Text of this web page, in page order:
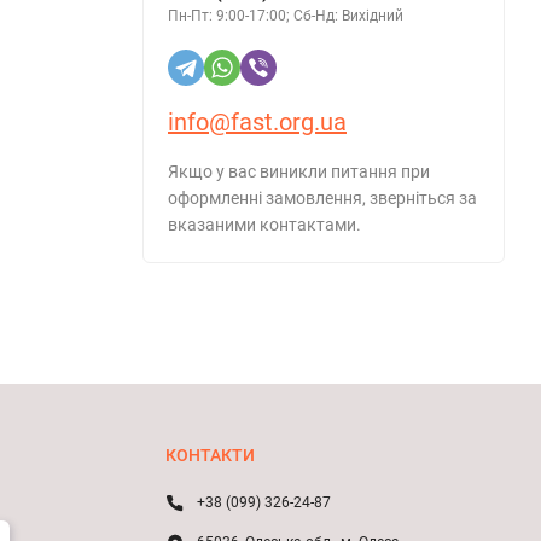
Пн-Пт: 9:00-17:00; Сб-Нд: Вихідний
info@fast.org.ua
Якщо у вас виникли питання при
оформленні замовлення, зверніться за
вказаними контактами.
КОНТАКТИ
+38 (099) 326-24-87